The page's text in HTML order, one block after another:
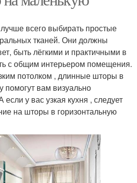
всего выбирать простые
тканей. Они должны
быть лёгкими и практичными в
с общим интерьером помещения.
потолком , длинные шторы в
помогут вам визуально
если у вас узкая кухня , следует
на шторы в горизонтальную